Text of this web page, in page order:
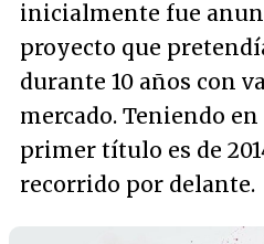
inicialmente fue
proyecto que
durante 10 años con
mercado. Teniendo
primer título es de
recorrido por delante.